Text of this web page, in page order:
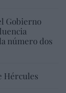
Gobierno
número dos
Hércules